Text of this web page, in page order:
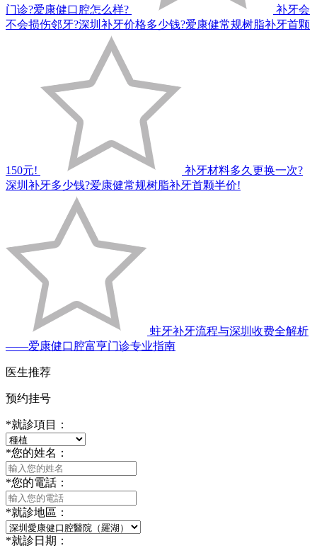
门诊?爱康健口腔怎么样?
补牙会
不会损伤邻牙?深圳补牙价格多少钱?爱康健常规树脂补牙首颗
150元!
补牙材料多久更换一次?
深圳补牙多少钱?爱康健常规树脂补牙首颗半价!
蛀牙补牙流程与深圳收费全解析
——爱康健口腔富亨门诊专业指南
医生推荐
预约挂号
*就診項目：
*您的姓名：
*您的電話：
*就診地區：
*就診日期：